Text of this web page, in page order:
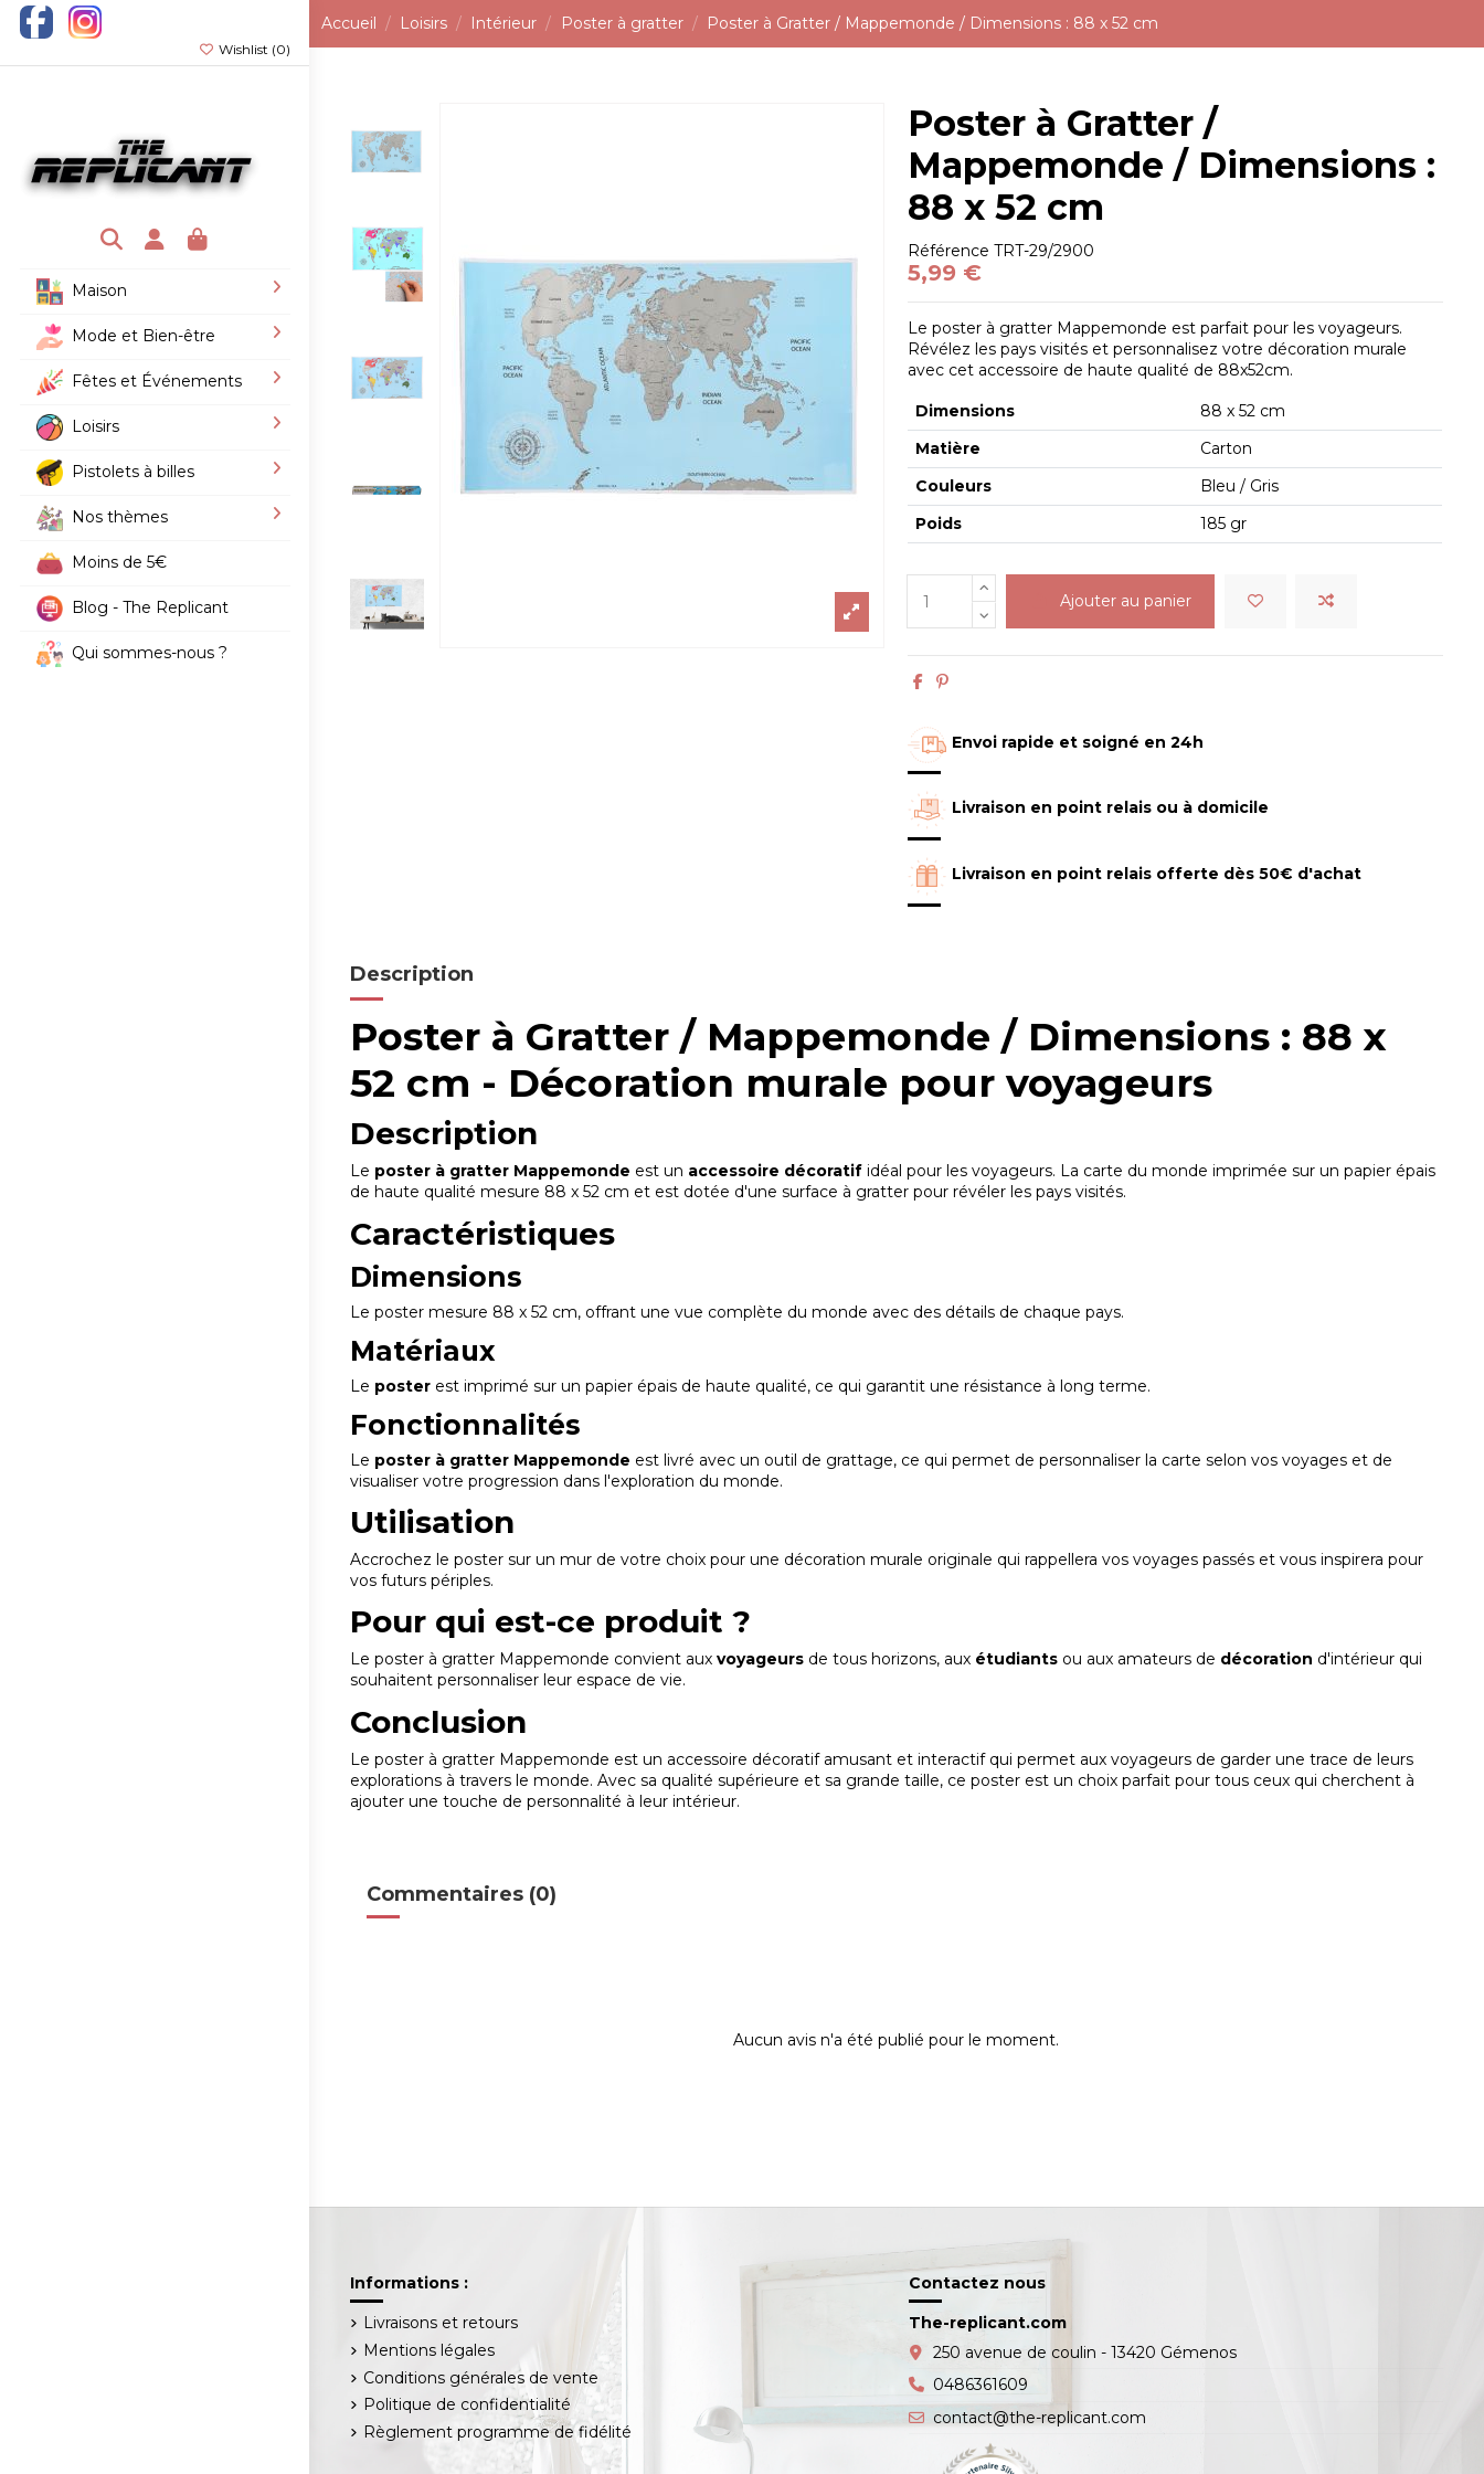
Wishlist (0)
Maison
Mode et Bien-être
Fêtes et Événements
Loisirs
Pistolets à billes
Nos thèmes
Moins de 5€
Blog - The Replicant
Qui sommes-nous ?
Accueil Loisirs Intérieur Poster à gratter Poster à Gratter / Mappemonde / Dimensions : 88 x 52 cm
Poster à Gratter /
Mappemonde / Dimensions :
88 x 52 cm
Référence TRT-29/2900
5,99 €
Le poster à gratter Mappemonde est parfait pour les voyageurs.
Révélez les pays visités et personnalisez votre décoration murale
avec cet accessoire de haute qualité de 88x52cm.
Dimensions
88 x 52 cm
Matière
Carton
Couleurs
Bleu / Gris
Poids
185 gr
Ajouter au panier
Envoi rapide et soigné en 24h
Livraison en point relais ou à domicile
Livraison en point relais offerte dès 50€ d'achat
Description
Poster à Gratter / Mappemonde / Dimensions : 88 x
52 cm - Décoration murale pour voyageurs
Description
Le poster à gratter Mappemonde est un accessoire décoratif idéal pour les voyageurs. La carte du monde imprimée sur un papier épais
de haute qualité mesure 88 x 52 cm et est dotée d'une surface à gratter pour révéler les pays visités.
Caractéristiques
Dimensions
Le poster mesure 88 x 52 cm, offrant une vue complète du monde avec des détails de chaque pays.
Matériaux
Le poster est imprimé sur un papier épais de haute qualité, ce qui garantit une résistance à long terme.
Fonctionnalités
Le poster à gratter Mappemonde est livré avec un outil de grattage, ce qui permet de personnaliser la carte selon vos voyages et de
visualiser votre progression dans l'exploration du monde.
Utilisation
Accrochez le poster sur un mur de votre choix pour une décoration murale originale qui rappellera vos voyages passés et vous inspirera pour
vos futurs périples.
Pour qui est-ce produit ?
Le poster à gratter Mappemonde convient auxvoyageurs de tous horizons, aux étudiants ou aux amateurs de décoration d'intérieur qui
souhaitent personnaliser leur espace de vie.
Conclusion
Le poster à gratter Mappemonde est un accessoire décoratif amusant et interactif qui permet aux voyageurs de garder une trace de leurs
explorations à travers le monde. Avec sa qualité supérieure et sa grande taille, ce poster est un choix parfait pour tous ceux qui cherchent à
ajouter une touche de personnalité à leur intérieur.
Commentaires (0)
Aucun avis n'a été publié pour le moment.
Informations :
Livraisons et retours
Mentions légales
Conditions générales de vente
Politique de confidentialité
Règlement programme de fidélité
Contactez nous
The-replicant.com
250 avenue de coulin - 13420 Gémenos
0486361609
contact@the-replicant.com